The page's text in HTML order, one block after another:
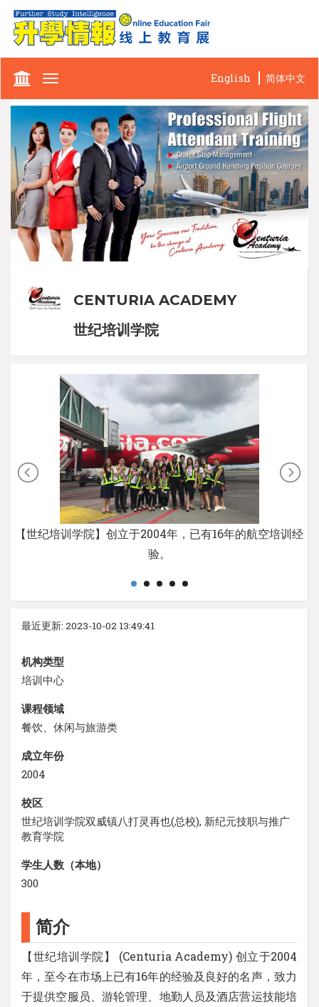
Toggle
English 简体中文
CENTURIA ACADEMY
世纪培训学院
【世纪培训学院】创立于2004年，已有16年的航空培训经
验。
最近更新: 2023-10-02 13:49:41
机构类型
培训中心
课程领域
餐饮、休闲与旅游类
成立年份
2004
校区
世纪培训学院双威镇八打灵再也(总校), 新纪元技职与推广
教育学院
学生人数（本地）
300
简介
【世纪培训学院】 (Centuria Academy) 创立于2004
年，至今在市场上已有16年的经验及良好的名声，致力
于提供空服员、游轮管理、地勤人员及酒店营运技能培